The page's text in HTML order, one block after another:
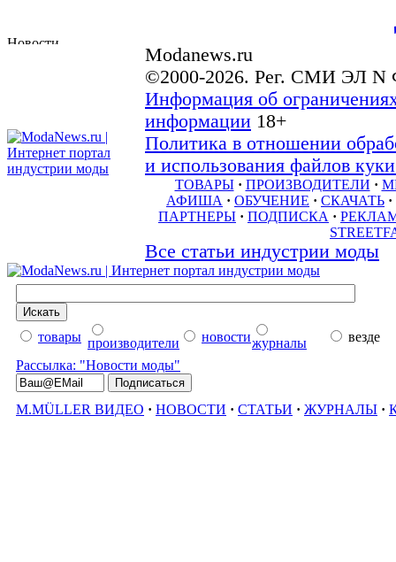
Modanews.ru
©2000-2026. Рег. СМИ ЭЛ N
Информация об
информации 18+
Политика в отношении
и использования файлов
ТОВАРЫ · ПРОИЗВОДИТЕЛИ ·
АФИША · ОБУЧЕНИЕ · СКАЧАТЬ ·
ПАРТНЕРЫ · ПОДПИСКА ·
Все статьи индустрии моды
товары производители новостижурналы
везде
Рассылка: "Новости моды"
M.MÜLLER ВИДЕО · НОВОСТИ · СТАТЬИ · ЖУРНАЛЫ ·